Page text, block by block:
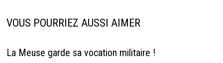
VOUS POURRIEZ AUSSI AIMER
La Meuse garde sa vocation militaire !